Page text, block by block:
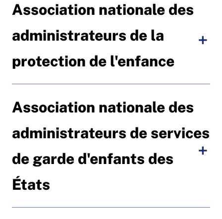
Association nationale des
administrateurs de la
protection de l'enfance
Association nationale des
administrateurs de services
de garde d'enfants des
États